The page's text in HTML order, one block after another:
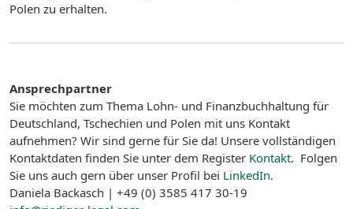
Polen zu erhalten.
Ansprechpartner
Sie möchten zum Thema Lohn- und Finanzbuchhaltung für
Deutschland, Tschechien und Polen mit uns Kontakt
aufnehmen? Wir sind gerne für Sie da! Unsere vollständigen
Kontaktdaten finden Sie unter dem Register Kontakt. Folgen
Sie uns auch gern über unser Profil bei LinkedIn.
Daniela Backasch | +49 (0) 3585 417 30-19